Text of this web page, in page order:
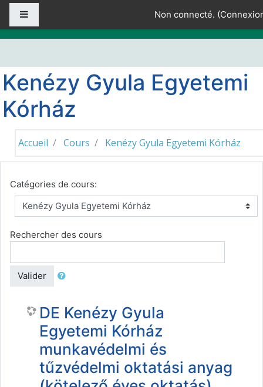
Passer au contenu principal
Non connecté. (
Kenézy Gyula Egyetemi
Kórház
Accueil Cours Kenézy Gyula Egyetemi Kórház
Catégories de cours:
Rechercher des cours
Valider
DE Kenézy Gyula
Egyetemi Kórház
munkavédelmi és
tűzvédelmi oktatási anyag